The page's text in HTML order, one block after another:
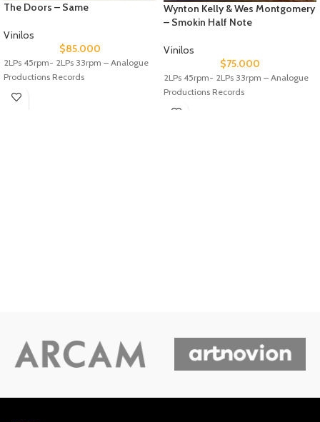
The Doors – Same
Vinilos
$85.000
2LPs 45rpm- 2LPs 33rpm – Analogue
Productions Records
Wynton Kelly & Wes Montgomery
– Smokin Half Note
Vinilos
$75.000
2LPs 45rpm- 2LPs 33rpm – Analogue
Productions Records